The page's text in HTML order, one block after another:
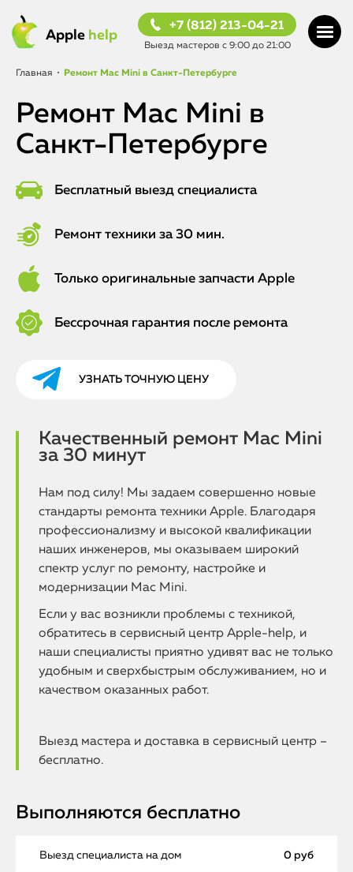
Apple help
+7 (812) 213-04-21
Выезд мастеров с 9:00 до 21:00
Главная • Ремонт Mac Mini в Санкт-Петербурге
Ремонт Mac Mini в
Санкт-Петербурге
Бесплатный выезд специалиста
Ремонт техники за 30 мин.
Только оригинальные запчасти Apple
Бессрочная гарантия после ремонта
УЗНАТЬ ТОЧНУЮ ЦЕНУ
Качественный ремонт Mac Mini
за 30 минут
Нам под силу! Мы задаем совершенно новые
стандарты ремонта техники Apple. Благодаря
профессионализму и высокой квалификации
наших инженеров, мы оказываем широкий
спектр услуг по ремонту, настройке и
модернизации Mac Mini.
Если у вас возникли проблемы с техникой,
обратитесь в сервисный центр Apple-help, и
наши специалисты приятно удивят вас не только
удобным и сверхбыстрым обслуживанием, но и
качеством оказанных работ.
Выезд мастера и доставка в сервисный центр –
бесплатно.
Выполняются бесплатно
Выезд специалиста на дом 0 руб